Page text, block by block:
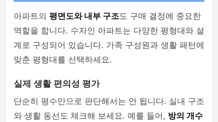
아파트의 평면도와 내부 구조도 구매 결정에 중요한
역할을 합니다. 수자인 아파트는 다양한 평형대와 설
계로 구성되어 있습니다. 가족 구성원과 생활 패턴에
맞춘 평형대를 선택하세요.
실제 생활 편의성 평가
단순히 평수만으로 판단해서는 안 됩니다. 실내 구조
와 생활 동선도 체크해 보세요. 예를 들어, 방의 개수